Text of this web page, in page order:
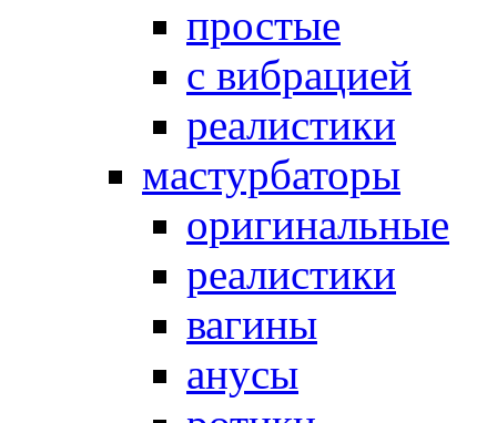
простые
с вибрацией
реалистики
мастурбаторы
оригинальные
реалистики
вагины
анусы